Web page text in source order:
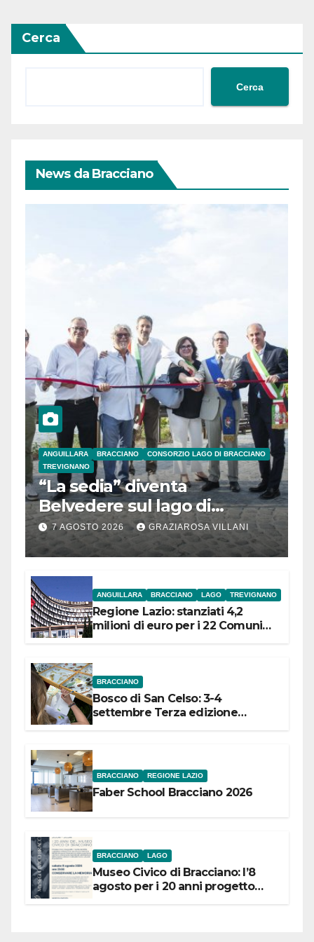
Cerca
Cerca
News da Bracciano
ANGUILLARA BRACCIANO
CONSORZIO LAGO DI BRACCIANO
TREVIGNANO
“La sedia” diventa
Belvedere sul lago di
Bracciano: ieri
l’inaugurazione
7 AGOSTO 2026 GRAZIAROSA VILLANI
ANGUILLARA BRACCIANO LAGO TREVIGNANO
Regione Lazio: stanziati 4,2
milioni di euro per i 22 Comuni
BRACCIANO
Bosco di San Celso: 3-4
settembre Terza edizione
BRACCIANO REGIONE LAZIO
Faber School Bracciano 2026
BRACCIANO LAGO
Museo Civico di Bracciano: l’8
agosto per i 20 anni progetto